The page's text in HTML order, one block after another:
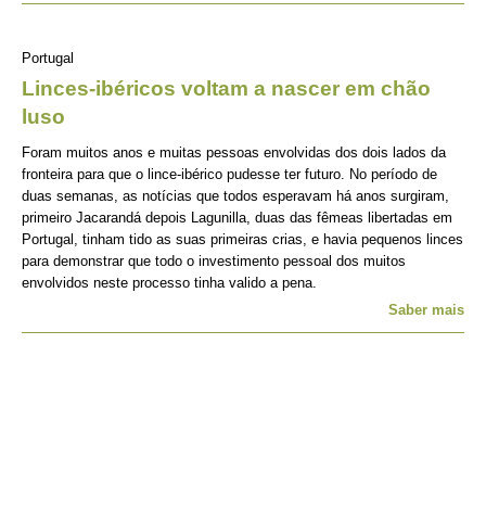
Portugal
Linces-ibéricos voltam a nascer em chão
luso
Foram muitos anos e muitas pessoas envolvidas dos dois lados da
fronteira para que o lince-ibérico pudesse ter futuro. No período de
duas semanas, as notícias que todos esperavam há anos surgiram,
primeiro Jacarandá depois Lagunilla, duas das fêmeas libertadas em
Portugal, tinham tido as suas primeiras crias, e havia pequenos linces
para demonstrar que todo o investimento pessoal dos muitos
envolvidos neste processo tinha valido a pena.
Saber mais